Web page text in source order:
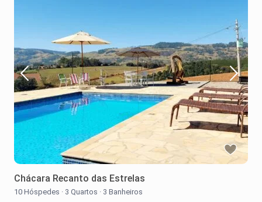
Chácara Recanto das Estrelas
10 Hóspedes · 3 Quartos · 3 Banheiros